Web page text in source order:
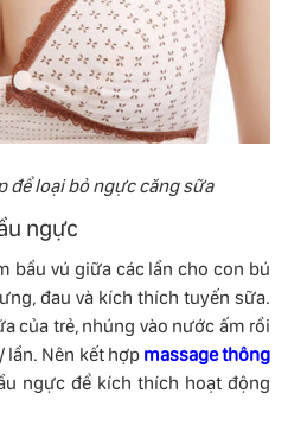
để loại bỏ ngực căng sữa
ngực
bầu vú giữa các lần cho con bú
đau và kích thích tuyến sữa.
của trẻ, nhúng vào nước ấm rồi
lần. Nên kết hợp massage thông
ngực để kích thích hoạt động